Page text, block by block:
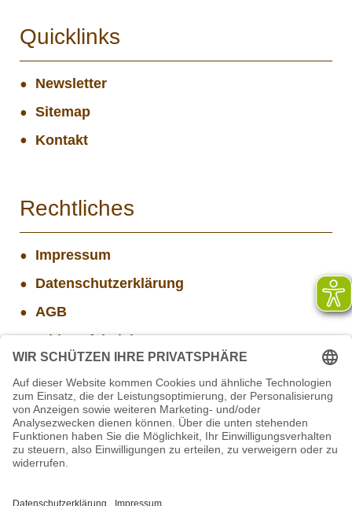
Quicklinks
Newsletter
Sitemap
Kontakt
Rechtliches
Impressum
Datenschutzerklärung
AGB
Widerrufsbelehrung
Aktuelle Stellenangebote